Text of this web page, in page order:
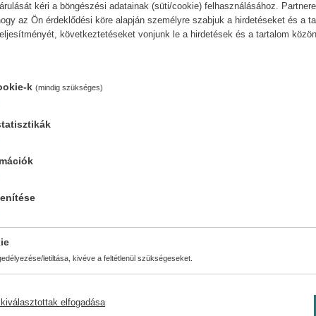
töltünk a tárolóba, ilyen esetben víz folyik
kutyus a forgatás után megrázza magát,
aki elsőként ér körbe.
játék az egész család számára.
kutyus
működik, amelyeket a csomagolás nem
kéri a böngészési adatainak (süti/cookie) felhasználásához.
az Ön érdeklődési köre alapján személyre szabjuk a hirdetéseket és a
következtetéseket vonjunk le a hirdetések és a tartalom
k (mindig szükséges)
letiltása, kivéve a feltétlenül szükségeseket.
elfogadása